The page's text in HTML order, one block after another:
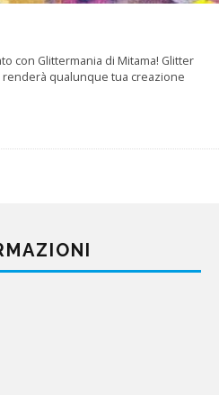
con Glittermania di Mitama! Glitter
qualunque tua creazione